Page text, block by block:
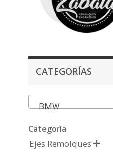
CATEGORÍAS
BMW
Categoría
Ejes Remolques 